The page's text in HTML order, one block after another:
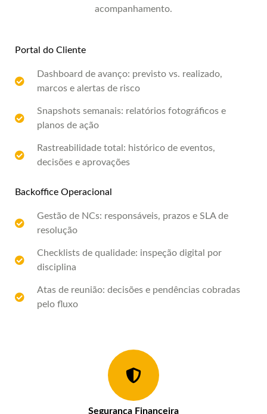
acompanhamento.
Portal do Cliente
Dashboard de avanço: previsto vs. realizado,
marcos e alertas de risco
Snapshots semanais: relatórios fotográficos e
planos de ação
Rastreabilidade total: histórico de eventos,
decisões e aprovações
Backoffice Operacional
Gestão de NCs: responsáveis, prazos e SLA de
resolução
Checklists de qualidade: inspeção digital por
disciplina
Atas de reunião: decisões e pendências cobradas
pelo fluxo
Segurança Financeira